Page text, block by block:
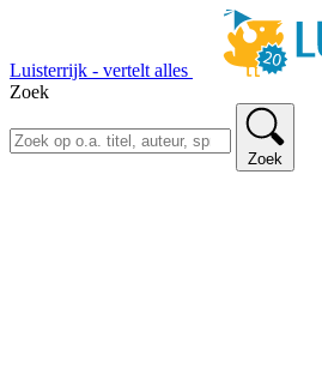
Luisterrijk - vertelt alles
Zoek
Zoek